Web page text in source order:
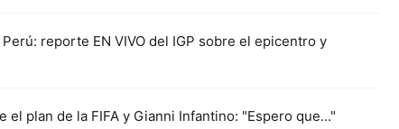
reporte EN VIVO del IGP sobre el epicentro y
plan de la FIFA y Gianni Infantino: "Espero que..."